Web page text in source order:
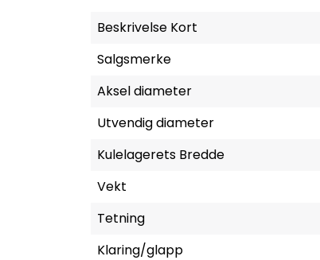
Beskrivelse Kort
Salgsmerke
Aksel diameter
Utvendig diameter
Kulelagerets Bredde
Vekt
Tetning
Klaring/glapp